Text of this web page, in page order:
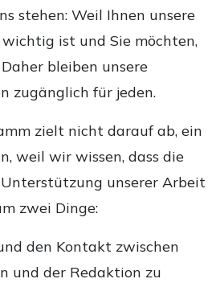
stehen: Weil Ihnen unsere
ist und Sie möchten,
bleiben unsere
zugänglich für jeden.
zielt nicht darauf ab, ein
weil wir wissen, dass die
unserer Arbeit
zwei Dinge:
den Kontakt zwischen
und der Redaktion zu